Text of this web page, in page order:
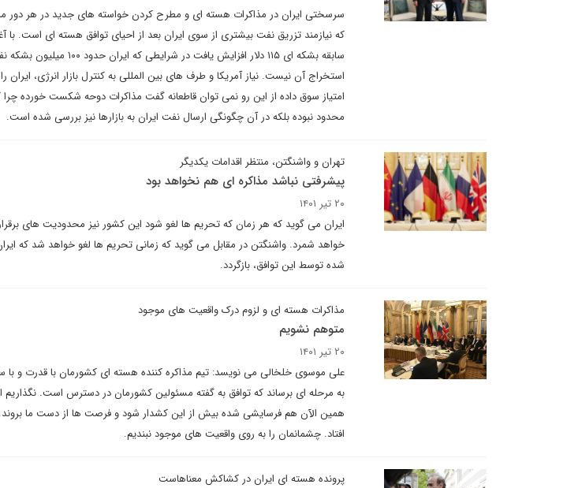
سرسختی ایران در مذاکرات هسته ای و مطرح کردن خواسته های جدید در هر دور
که نیازمند تزریق نفت بیشتری از سوی ایران بعد از احیای توافق هسته ای است. با
سابقه بشکه ای ۱۱۵ دلار افزایش
استخراج آن نیست. نیاز آمریکا و طرف های بین المللی به کنترل بازار انرژی،
امتیاز سوق داده از این رو نمی توان قاطعانه گفت مذاکرات دوحه شکست خورده
محدود نبوده بلکه در آن چگونگی ارسال نفت ایران به بازارها نیز بررسی شده است.
تهران و واشنگتن، منتظر اقدامات یکدیگر
پیشرفتی نباشد مذاکره ای هم نخواهد بود
۲۰ تیر ۱۴۰۱
ایران می گوید که هر زمان که تحریم ها لغو شود این کشور نیز محدودیت های
خواهد شمرد. واشنگتن در مقابل می گوید که زمانی تحریم ها لغو خواهد شد که
شده توسط این توافق، بازگردد.
مذاکرات هسته ای و لزوم درک واقعیت های موجود
متوهم نشویم
۲۰ تیر ۱۴۰۱
علی موسوی خلخالی می نویسد: تیم مذاکره کننده هسته ای کشورمان با قدرت و با
به مرحله ای برساند که توافق به گفته مسئولین کشورمان در دسترس است. نگذاریم
همین الآن هم فرسایشی شده بیش از این کشدار شود و فرصت ها از دست ما
افتاد. چشمانمان را به روی واقعیت های موجود نبندیم.
پرونده هسته ای ایران در کشاکش معناهاست